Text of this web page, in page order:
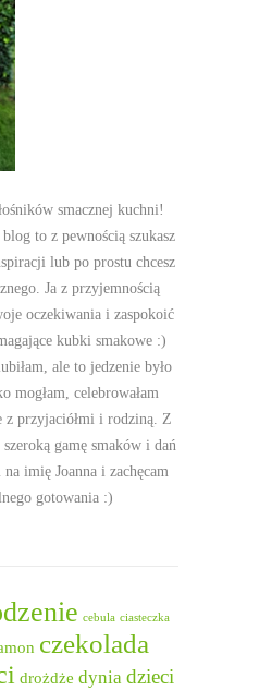
smacznej kuchni!
to z pewnością szukasz
lub po prostu chcesz
Ja z przyjemnością
oczekiwania i zaspokoić
kubki smakowe :)
ale to jedzenie było
mogłam, celebrowałam
z przyjaciółmi i rodziną. Z
gamę smaków i dań
imię Joanna i zachęcam
gotowania :)
cebula ciasteczka
czekolada
drożdże dynia dzieci